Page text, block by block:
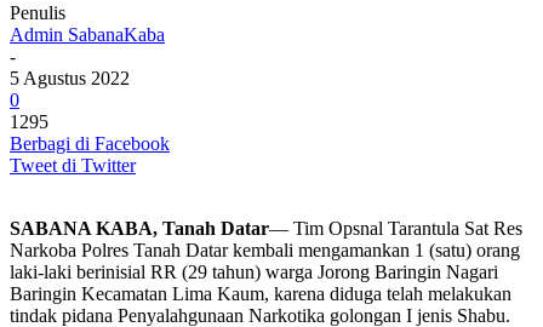
Penulis
Admin SabanaKaba
-
5 Agustus 2022
0
1295
Berbagi di Facebook
Tweet di Twitter
SABANA KABA, Tanah Datar— Tim Opsnal Tarantula Sat Res
Narkoba Polres Tanah Datar kembali mengamankan 1 (satu) orang
laki-laki berinisial RR (29 tahun) warga Jorong Baringin Nagari
Baringin Kecamatan Lima Kaum, karena diduga telah melakukan
tindak pidana Penyalahgunaan Narkotika golongan I jenis Shabu.